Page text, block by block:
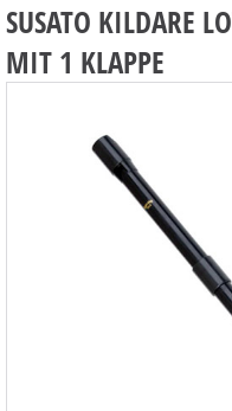
SUSATO KILDARE
MIT 1 KLAPPE